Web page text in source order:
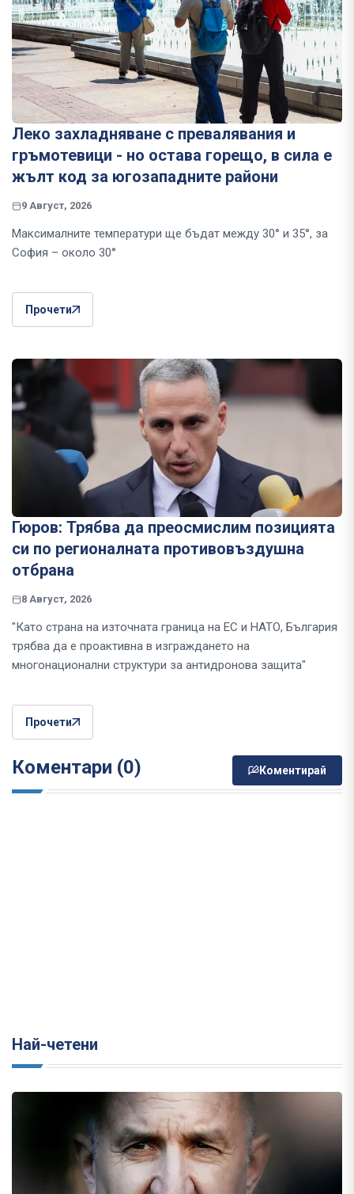
Леко захладняване с превалявания и
гръмотевици - но остава горещо, в сила е
жълт код за югозападните райони
9 Август, 2026
Максималните температури ще бъдат между 30° и 35°, за
София – около 30°
Прочети
Гюров: Трябва да преосмислим позицията
си по регионалната противовъздушна
отбрана
8 Август, 2026
"Като страна на източната граница на ЕС и НАТО, България
трябва да е проактивна в изграждането на
многонационални структури за антидронова защита"
Прочети
Коментари (0) Коментирай
Най-четени